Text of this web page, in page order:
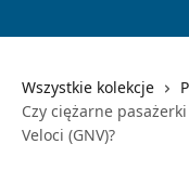
Wszystkie kolekcje
Czy ciężarne
Veloci (GNV)?